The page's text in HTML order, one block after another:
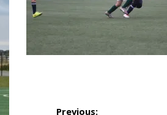
投
Previous: